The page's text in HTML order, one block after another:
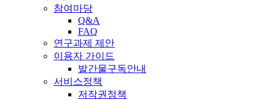
참여마당
Q&A
FAQ
연구과제 제안
이용자 가이드
발간물구독안내
서비스정책
저작권정책